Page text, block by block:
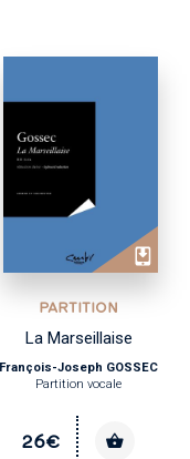
PARTITION
La Marseillaise
François-Joseph GOSSEC
Partition vocale
26€